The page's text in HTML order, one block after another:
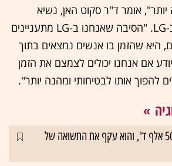
אומר ד"ר סקוט האן, נשיא
וסמנכ"ל טכנולוגיה ב-LG. "הסיבה שאנחנו ב-LG מתעניינים
היא שהזמן בו אנשים נמצאים בתוך
אם אנחנו יכולים לצמצם את הזמן
להפוך אותו לבטיחותי ומהנה יותר".
נתנו לקלוד להשקיע 50 אלף ד', והוא עקף את התשואה של